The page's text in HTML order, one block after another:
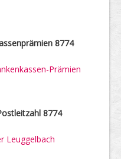
8774
Prämien
8774
Leuggelbach